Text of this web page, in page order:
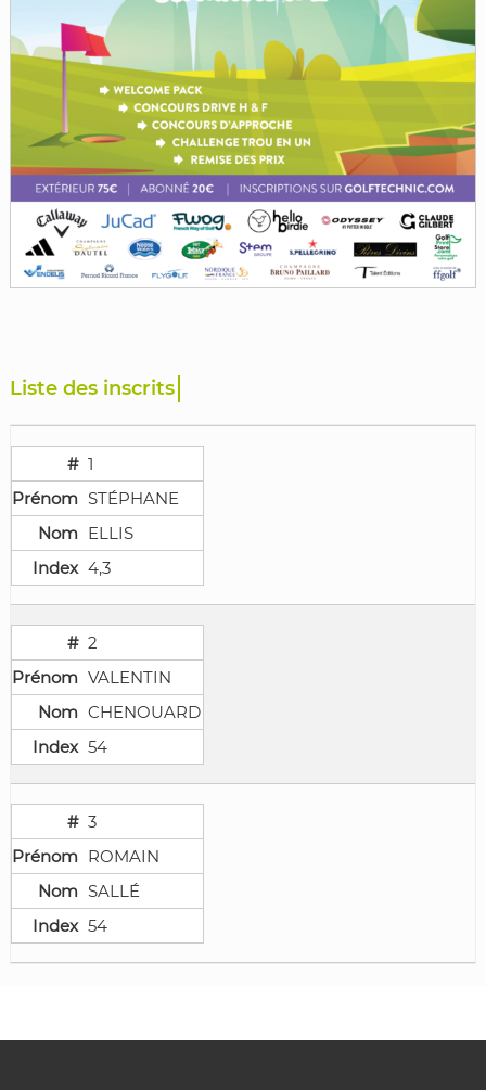
Liste des
1
STÉPHANE
ELLIS
4,3
2
VALENTIN
CHENOUARD
54
3
ROMAIN
SALLÉ
54